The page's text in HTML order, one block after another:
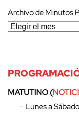
Archivo de Minutos
MATUTINO (
– Lunes a